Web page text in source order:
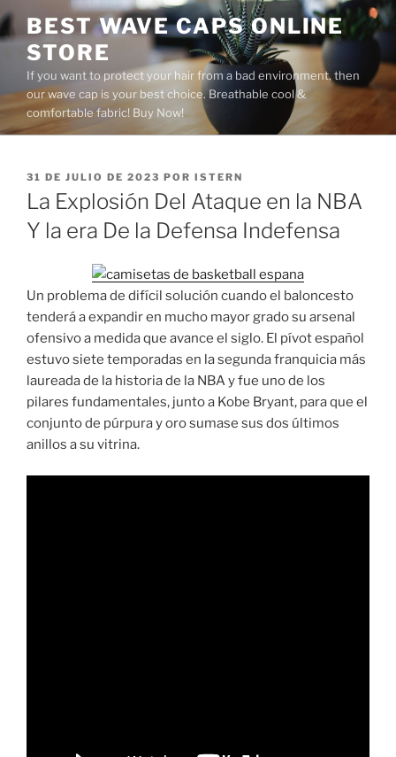
Saltar
al
contenido
BEST WAVE CAPS ONLINE
STORE
If you want to protect your hair from a bad environment, then
our wave cap is your best choice. Breathable cool &
comfortable fabric! Buy Now!
PUBLICADO
EL
31 DE JULIO DE 2023 POR ISTERN
La Explosión Del Ataque en la NBA
Y la era De la Defensa Indefensa
Un problema de difícil solución cuando el baloncesto
tenderá a expandir en mucho mayor grado su arsenal
ofensivo a medida que avance el siglo. El pívot español
estuvo siete temporadas en la segunda franquicia más
laureada de la historia de la NBA y fue uno de los
pilares fundamentales, junto a Kobe Bryant, para que el
conjunto de púrpura y oro sumase sus dos últimos
anillos a su vitrina.